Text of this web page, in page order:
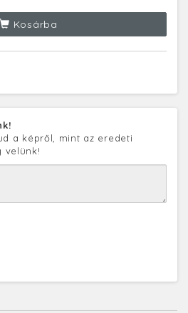
Kosárba
a képről, mint az eredeti
velünk!